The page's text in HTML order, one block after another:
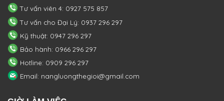
Tư vấn viên 4: 0927 575 857
Tư vấn cho Đại Lý: 0937 296 297
Kỹ thuật: 0947 296 297
Bảo hành: 0966 296 297
Hotline: 0909 296 297
Email: nangluongthegioi@gmail.com